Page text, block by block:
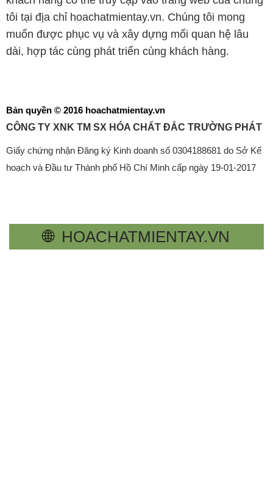
tôi tại địa chỉ hoachatmientay.vn. Chúng tôi mong
muốn được phục vụ và xây dựng mối quan hệ lâu
dài, hợp tác cùng phát triển cùng khách hàng.
Bản quyền © 2016 hoachatmientay.vn
CÔNG TY XNK TM SX HÓA CHẤT ĐẮC TRƯỜNG PHÁT
Giấy chứng nhận Đăng ký Kinh doanh số 0304188681 do Sở Kế
hoạch và Đầu tư Thành phố Hồ Chí Minh cấp ngày 19-01-2017
🌐 HOACHATMIENTAY.VN